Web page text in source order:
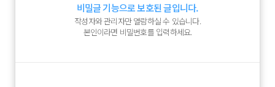
비밀글 기능으로 보호된 글입니다.
작성자와 관리자만 열람하실 수 있습니다.
본인이라면 비밀번호를 입력하세요.